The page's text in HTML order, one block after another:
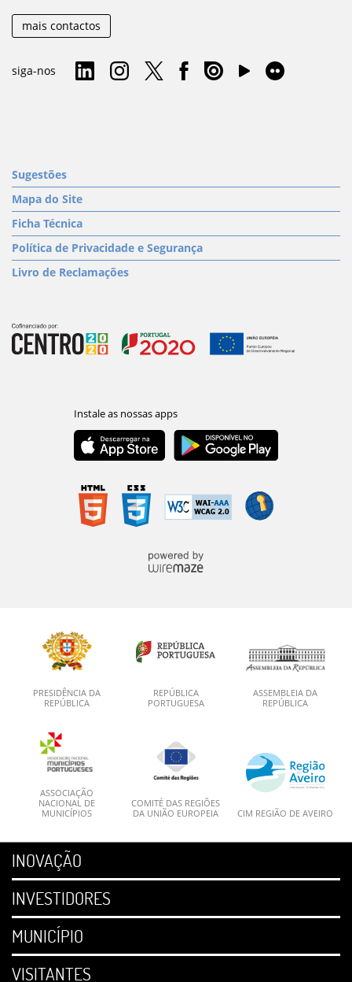
mais contactos
siga-nos
Sugestões
Mapa do Site
Ficha Técnica
Política de Privacidade e Segurança
Livro de Reclamações
PRESIDÊNCIA DA
REPÚBLICA
REPÚBLICA
PORTUGUESA
ASSEMBLEIA DA
REPÚBLICA
ASSOCIAÇÃO
NACIONAL DE
MUNICÍPIOS
COMITÉ DAS REGIÕES
DA UNIÃO EUROPEIA
CIM REGIÃO DE AVEIRO
INOVAÇÃO
INVESTIDORES
MUNICÍPIO
VISITANTES